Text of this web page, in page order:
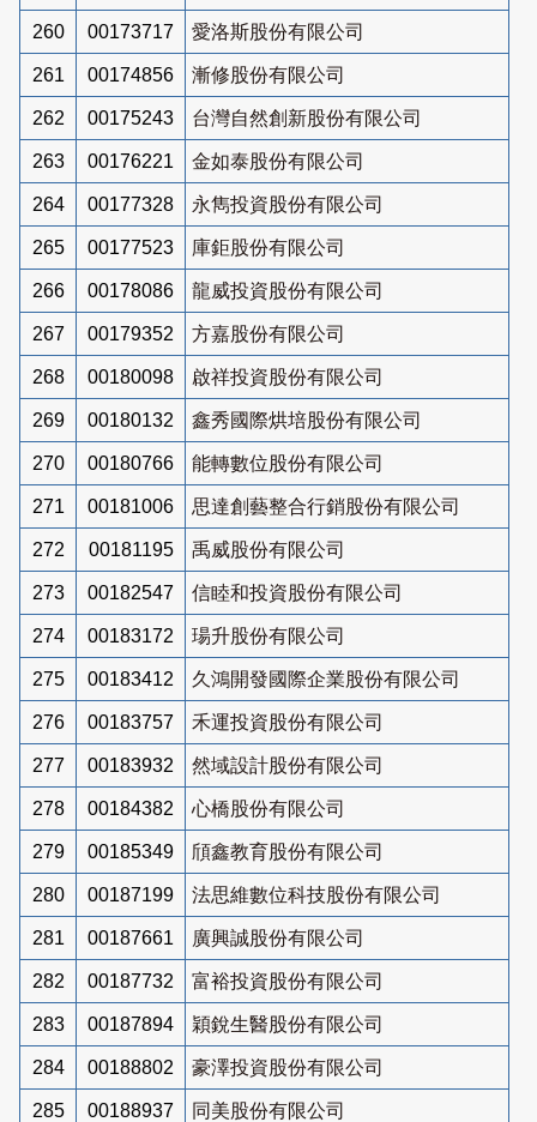
260 00173717 愛洛斯股份有限公司
261 00174856 漸修股份有限公司
262 00175243 台灣自然創新股份有限公司
263 00176221 金如泰股份有限公司
264 00177328 永雋投資股份有限公司
265 00177523 庫鉅股份有限公司
266 00178086 龍威投資股份有限公司
267 00179352 方嘉股份有限公司
268 00180098 啟祥投資股份有限公司
269 00180132 鑫秀國際烘培股份有限公司
270 00180766 能轉數位股份有限公司
271 00181006 思達創藝整合行銷股份有限公司
272 00181195 禹威股份有限公司
273 00182547 信睦和投資股份有限公司
274 00183172 瑒升股份有限公司
275 00183412 久鴻開發國際企業股份有限公司
276 00183757 禾運投資股份有限公司
277 00183932 然域設計股份有限公司
278 00184382 心橋股份有限公司
279 00185349 頎鑫教育股份有限公司
280 00187199 法思維數位科技股份有限公司
281 00187661 廣興誠股份有限公司
282 00187732 富裕投資股份有限公司
283 00187894 穎銳生醫股份有限公司
284 00188802 豪澤投資股份有限公司
285 00188937 同美股份有限公司